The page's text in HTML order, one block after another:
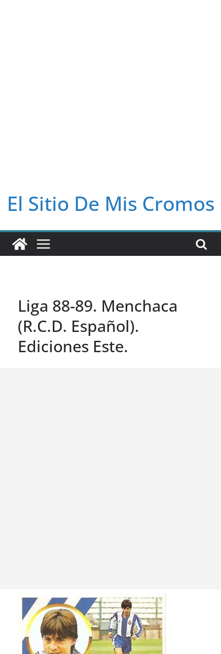
El Sitio De Mis Cromos
Liga 88-89. Menchaca
(R.C.D. Español).
Ediciones Este.